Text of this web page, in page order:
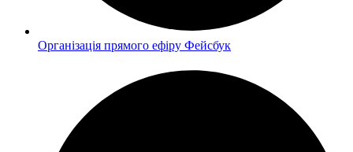
Організація прямого ефіру Фейсбук